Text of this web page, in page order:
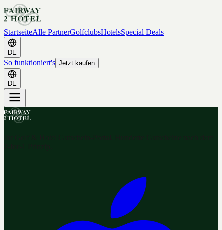
StartseiteAlle PartnerGolfclubsHotelsSpecial Deals
DE
So funktioniert's Jetzt kaufen
DE